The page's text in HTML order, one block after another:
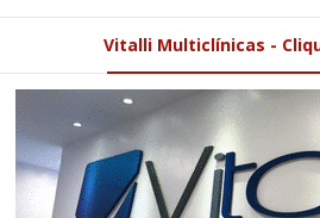
Vitalli Multiclínicas -